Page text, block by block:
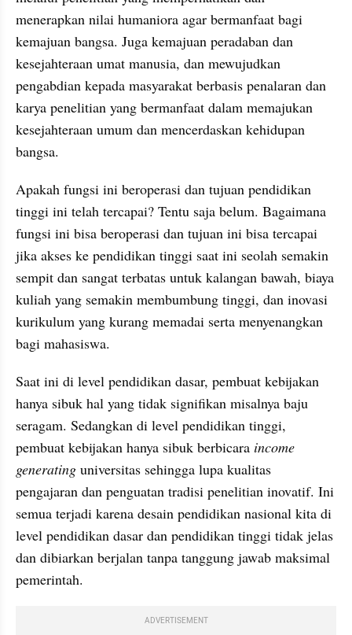
menerapkan nilai humaniora agar bermanfaat bagi
kemajuan bangsa. Juga kemajuan peradaban dan
kesejahteraan umat manusia, dan mewujudkan
pengabdian kepada masyarakat berbasis penalaran dan
karya penelitian yang bermanfaat dalam memajukan
kesejahteraan umum dan mencerdaskan kehidupan
bangsa.
Apakah fungsi ini beroperasi dan tujuan pendidikan
tinggi ini telah tercapai? Tentu saja belum. Bagaimana
fungsi ini bisa beroperasi dan tujuan ini bisa tercapai
jika akses ke pendidikan tinggi saat ini seolah semakin
sempit dan sangat terbatas untuk kalangan bawah, biaya
kuliah yang semakin membumbung tinggi, dan inovasi
kurikulum yang kurang memadai serta menyenangkan
bagi mahasiswa.
Saat ini di level pendidikan dasar, pembuat kebijakan
hanya sibuk hal yang tidak signifikan misalnya baju
seragam. Sedangkan di level pendidikan tinggi,
pembuat kebijakan hanya sibuk berbicara income
generating universitas sehingga lupa kualitas
pengajaran dan penguatan tradisi penelitian inovatif. Ini
semua terjadi karena desain pendidikan nasional kita di
level pendidikan dasar dan pendidikan tinggi tidak jelas
dan dibiarkan berjalan tanpa tanggung jawab maksimal
pemerintah.
ADVERTISEMENT